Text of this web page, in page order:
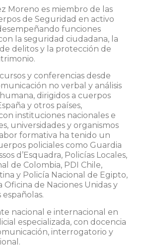
Moreno es miembro de las
de Seguridad en activo
funciones
la seguridad ciudadana, la
delitos y la protección de
y conferencias desde
no verbal y análisis
dirigidos a cuerpos
y otros países,
instituciones nacionales e
universidades y organismos
formativa ha tenido un
policiales como Guardia
d’Esquadra, Policías Locales,
de Colombia, PDI Chile,
y Policía Nacional de Egipto,
Oficina de Naciones Unidas y
nacional e internacional en
especializada, con docencia
interrogatorio y